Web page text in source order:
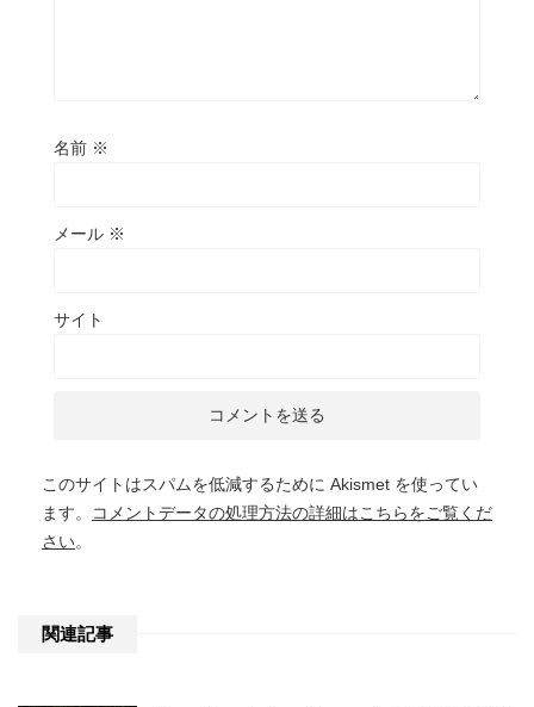
名前 ※
メール ※
サイト
このサイトはスパムを低減するために Akismet を使ってい
ます。
コメントデータの処理方法の詳細はこちらをご覧くだ
さい。
関連記事